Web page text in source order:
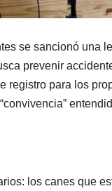
se sancionó una
prevenir
registro para los
los canes que